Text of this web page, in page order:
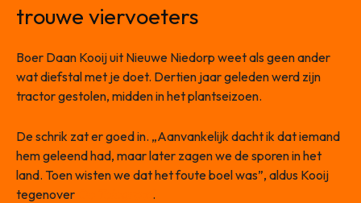
trouwe viervoeters
Boer Daan Kooij uit Nieuwe Niedorp weet als geen ander
wat diefstal met je doet. Dertien jaar geleden werd zijn
tractor gestolen, midden in het plantseizoen.
De schrik zat er goed in. „Aanvankelijk dacht ik dat iemand
hem geleend had, maar later zagen we de sporen in het
land. Toen wisten we dat het foute boel was”, aldus Kooij
tegenover
.